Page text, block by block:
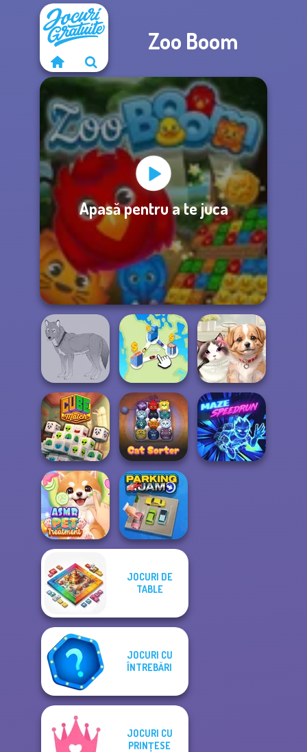
Zoo Boom
Apasă pentru a te juca
Wolf Maker State Connect Pet Salon
Cube Match Cat Sorter Puzzle
ASMR Pet
Treatment
JOCURI DE
TABLE
JOCURI CU
ÎNTREBĂRI
JOCURI CU
PRINȚESE